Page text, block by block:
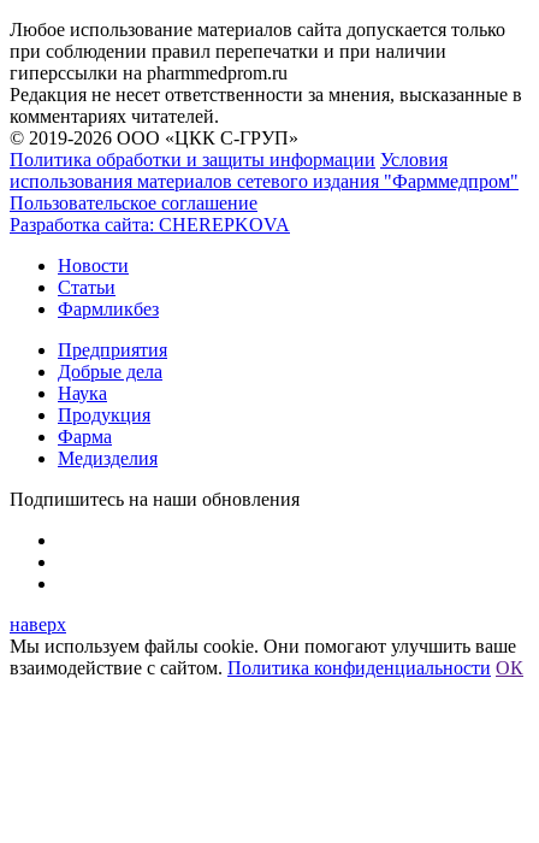
Любое использование материалов сайта допускается только
при соблюдении правил перепечатки и при наличии
гиперссылки на pharmmedprom.ru
Редакция не несет ответственности за мнения, высказанные в
комментариях читателей.
© 2019-2026 ООО «ЦКК С-ГРУП»
Политика обработки и защиты информации Условия
использования материалов сетевого издания "Фарммедпром"
Пользовательское соглашение
Разработка сайта: CHEREPKOVA
Новости
Статьи
Фармликбез
Предприятия
Добрые дела
Наука
Продукция
Фарма
Медизделия
Подпишитесь на наши обновления
наверх
Мы используем файлы cookie. Они помогают улучшить ваше
взаимодействие с сайтом. Политика конфиденциальности ОК